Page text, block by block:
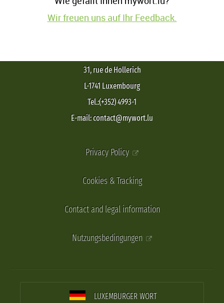
Wir freuen uns auf Ihr Feedback.
31, rue de Hollerich
L-1741 Luxembourg
Tel.:(+352) 4993-1
E-mail: contact@mywort.lu
Privacy Policy
Cookies & Tracking
Contact and legal information
Nutzungsbedingungen
LUXEMBURGER WORT